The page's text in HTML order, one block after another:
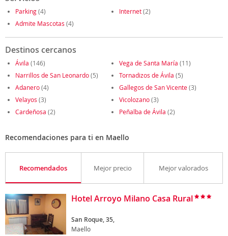
Parking(4) Internet(2)
Admite Mascotas (4)
Destinos cercanos
Ávila (146) Vega de Santa María (11)
Narrillos de San Leonardo(5) Tornadizos de Ávila (5)
Adanero(4) Gallegos de San Vicente(3)
Velayos (3) Vicolozano(3)
Cardeñosa (2) Peñalba de Ávila (2)
Recomendaciones para ti en Maello
Recomendados Mejor precio Mejor valorados
Hotel Arroyo Milano Casa Rural
San Roque, 35,
Maello